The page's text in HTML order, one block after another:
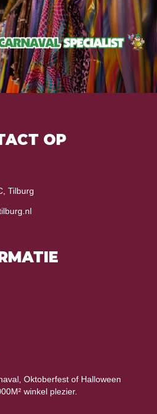
OP
Tilburg
Oktoberfest of Halloween
winkel plezier.